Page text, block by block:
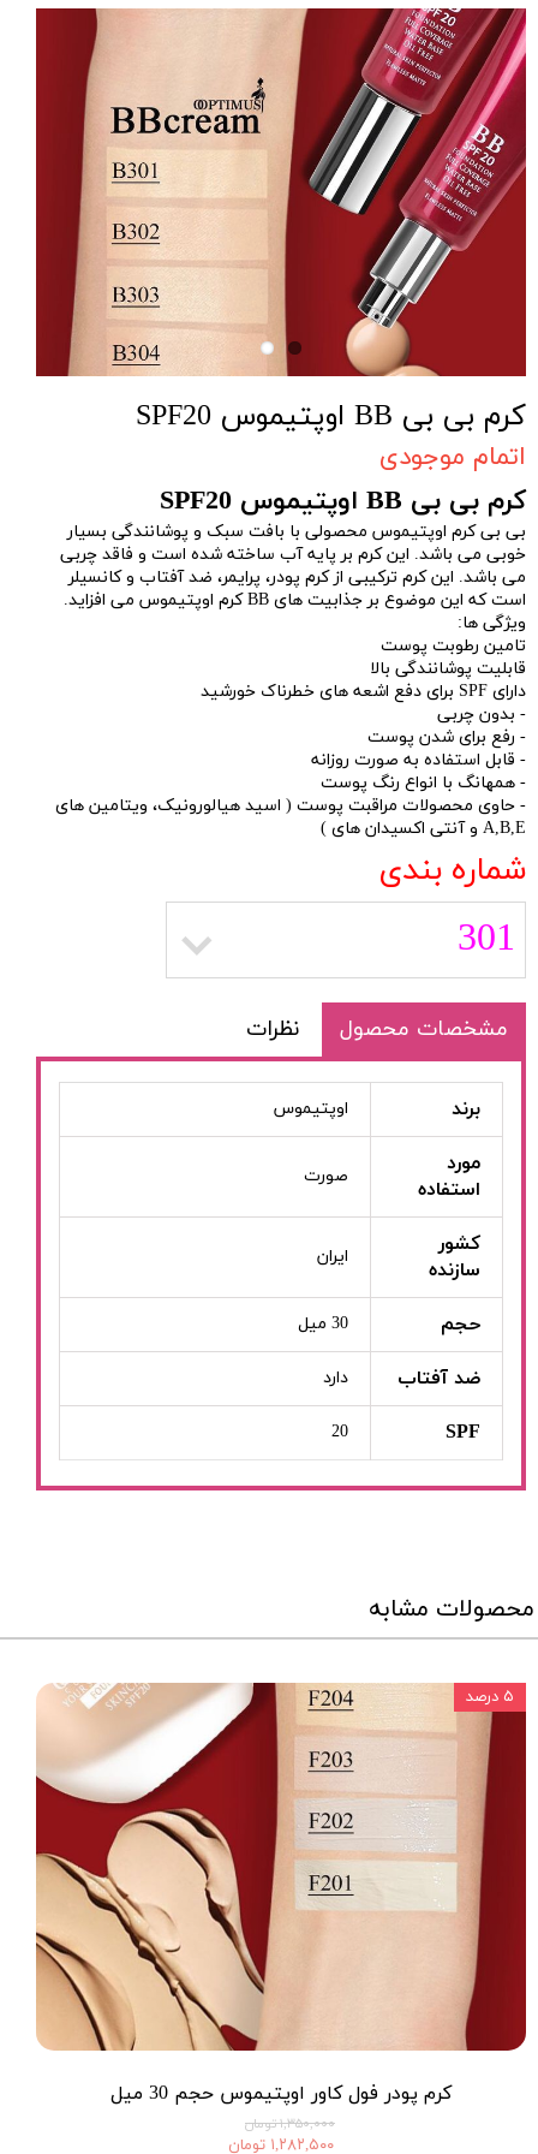
کرم بی بی BB اوپتیموس SPF20
اتمام موجودی
کرم بی بی BB اوپتیموس SPF20
بی بی کرم اوپتیموس محصولی با بافت سبک و پوشانندگی بسیار
خوبی می باشد. این کرم بر پایه آب ساخته شده است و فاقد چربی
می باشد. این کرم ترکیبی از کرم پودر، پرایمر، ضد آفتاب و کانسیلر
است که این موضوع بر جذابیت های BB کرم اوپتیموس می افزاید.
ویژگی ها:
تامین رطوبت پوست
قابلیت پوشانندگی بالا
دارای SPF برای دفع اشعه های خطرناک خورشید
- بدون چربی
- رفع برای شدن پوست
- قابل استفاده به صورت روزانه
- همهانگ با انواع رنگ پوست
- حاوی محصولات مراقبت پوست ( اسید هیالورونیک، ویتامین های
A,B,E و آنتی اکسیدان های )
شماره بندی
301
مشخصات محصول نظرات
برند اوپتیموس
مورد
استفاده
صورت
کشور
سازنده
ایران
حجم 30 میل
ضد آفتاب دارد
SPF
20
محصولات مشابه
کرم پودر فول کاور اوپتیموس حجم 30 میل
۱,۳۵۰,۰۰۰ تومان
۱,۲۸۲,۵۰۰ تومان
۵ درصد